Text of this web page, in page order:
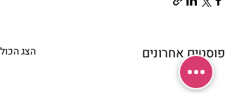
פוסטים אחרונים הצג הכול